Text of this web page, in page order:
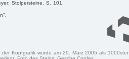
Stolpersteine, S. 101;
der Kopfgrafik wurde am 29. März 2005 als 1000ster